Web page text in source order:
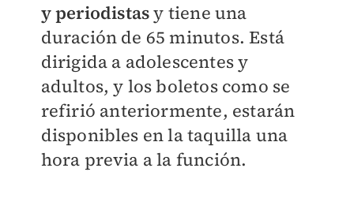
y periodistasy tiene una
duración de 65 minutos. Está
dirigida a adolescentes y
adultos, y los boletos como se
refirió anteriormente, estarán
disponibles en la taquilla una
hora previa a la función.